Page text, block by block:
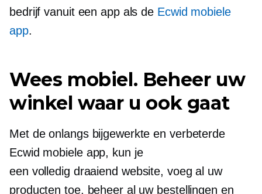
bedrijf vanuit een app als de Ecwid mobiele
app.
Wees mobiel. Beheer uw
winkel waar u ook gaat
Met de onlangs bijgewerkte en verbeterde
Ecwid mobiele app, kun je
een volledig draaiend website, voeg al uw
producten toe, beheer al uw bestellingen en